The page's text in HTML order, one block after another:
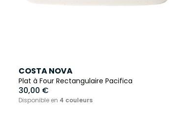
COSTA NOVA
Plat à Four Rectangulaire Pacifica
30,00 €
Disponible en 4 couleurs